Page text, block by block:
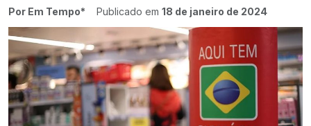
Por Em Tempo* Publicado em 18 de janeiro de 2024